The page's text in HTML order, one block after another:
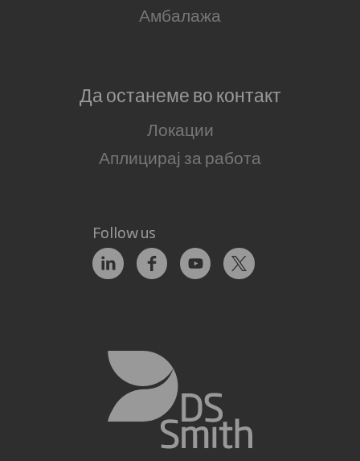
Амбалажа
Да останеме во контакт
Локации
Аплицирај за работа
Follow us